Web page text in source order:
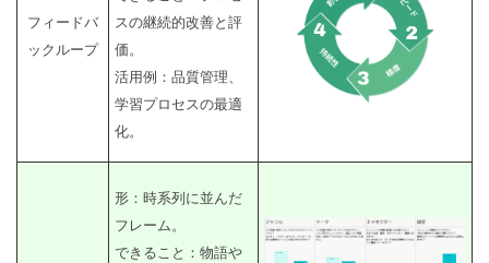
フィードバ
ックループ
スの継続的改善と評
価。
活用例：品質管理、
学習プロセスの最適
化。
形：時系列に並んだ
フレーム。
できること：物語や